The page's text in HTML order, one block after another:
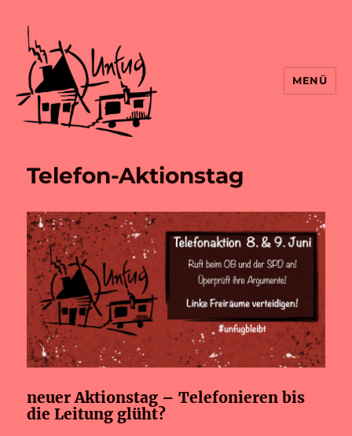
MENÜ
Telefon-Aktionstag
neuer Aktionstag – Telefonieren bis
die Leitung glüht?